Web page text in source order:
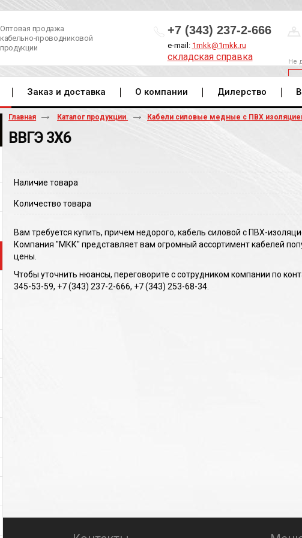
Оптовая продажа
кабельно-проводниковой
продукции
+7 (343) 237-2-666
e-mail: 1mkk@1mkk.ru
складская справка Не
Заказ и доставка О компании Дилерство
Главная Каталог продукции Кабели силовые медные с ПВХ
ВВГЭ 3Х6
Наличие товара
Количество товара
Вам требуется купить, причем недорого, кабель силовой с ПВХ-
Компания "МКК" представляет вам огромный ассортимент кабелей
цены.
Чтобы уточнить нюансы, переговорите с сотрудником компании по
345-53-59, +7 (343) 237-2-666, +7 (343) 253-68-34.